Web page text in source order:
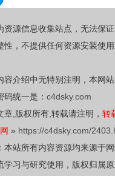
资源信息收集站点，无法保
性，不提供任何资源安装使
容介绍中无特别注明，本网
码统一是： c4dsky.com
章,版权所有,转载请注明， 转
» https://c4dsky.com/
本站所有内容资源均来源于
学习与研究使用，版权归属